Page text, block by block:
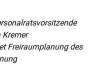
Freiraumplanung des